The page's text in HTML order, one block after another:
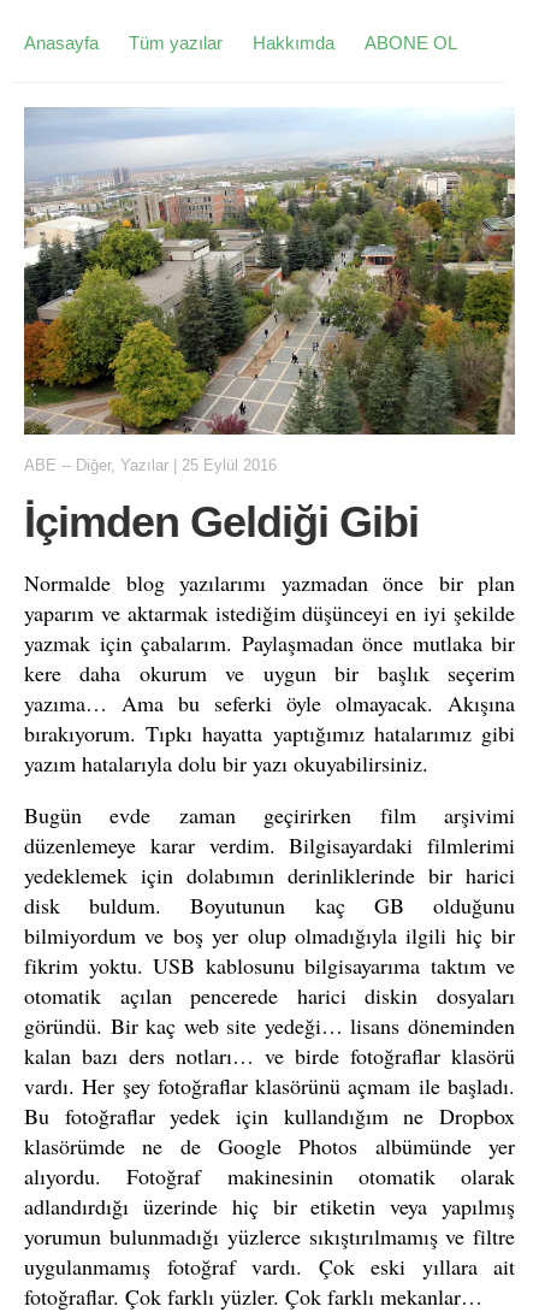
Anasayfa Tüm yazılar Hakkımda ABONE OL
ABE -- Diğer, Yazılar 25 Eylül 2016
İçimden Geldiği Gibi
Normalde blog yazılarımı yazmadan önce bir plan
yaparım ve aktarmak istediğim düşünceyi en iyi şekilde
yazmak için çabalarım. Paylaşmadan önce mutlaka bir
kere daha okurum ve uygun bir başlık seçerim
yazıma… Ama bu seferki öyle olmayacak. Akışına
bırakıyorum. Tıpkı hayatta yaptığımız hatalarımız gibi
yazım hatalarıyla dolu bir yazı okuyabilirsiniz.
Bugün evde zaman geçirirken film arşivimi
düzenlemeye karar verdim. Bilgisayardaki filmlerimi
yedeklemek için dolabımın derinliklerinde bir harici
disk buldum. Boyutunun kaç GB olduğunu
bilmiyordum ve boş yer olup olmadığıyla ilgili hiç bir
fikrim yoktu. USB kablosunu bilgisayarıma taktım ve
otomatik açılan pencerede harici diskin dosyaları
göründü. Bir kaç web site yedeği… lisans döneminden
kalan bazı ders notları… ve birde fotoğraflar klasörü
vardı. Her şey fotoğraflar klasörünü açmam ile başladı.
Bu fotoğraflar yedek için kullandığım ne Dropbox
klasörümde ne de Google Photos albümünde yer
alıyordu. Fotoğraf makinesinin otomatik olarak
adlandırdığı üzerinde hiç bir etiketin veya yapılmış
yorumun bulunmadığı yüzlerce sıkıştırılmamış ve filtre
uygulanmamış fotoğraf vardı. Çok eski yıllara ait
fotoğraflar. Çok farklı yüzler. Çok farklı mekanlar…